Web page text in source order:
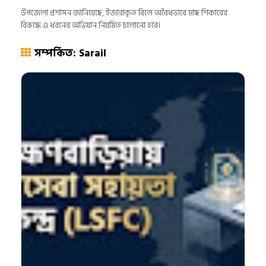
উপজেলা প্রশাসন জানিয়েছে, ইজারাকৃত বিলে অবৈধভাবে মাছ শিকারের
বিরুদ্ধে এ ধরনের অভিযান নিয়মিত চালানো হবে।
সম্পর্কিত: Sarail